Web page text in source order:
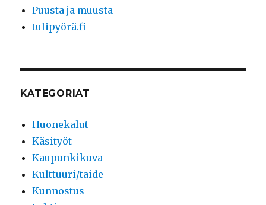
Puusta ja muusta
tulipyörä.fi
KATEGORIAT
Huonekalut
Käsityöt
Kaupunkikuva
Kulttuuri/taide
Kunnostus